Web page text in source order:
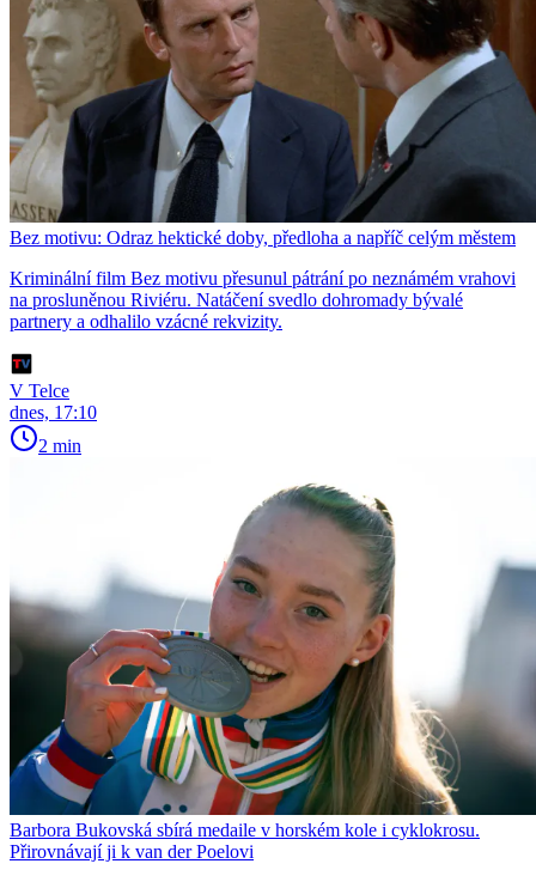
Bez motivu: Odraz hektické doby, předloha a napříč celým městem
Kriminální film Bez motivu přesunul pátrání po neznámém vrahovi
na prosluněnou Riviéru. Natáčení svedlo dohromady bývalé
partnery a odhalilo vzácné rekvizity.
V Telce
dnes, 17:10
2 min
Barbora Bukovská sbírá medaile v horském kole i cyklokrosu.
Přirovnávají ji k van der Poelovi